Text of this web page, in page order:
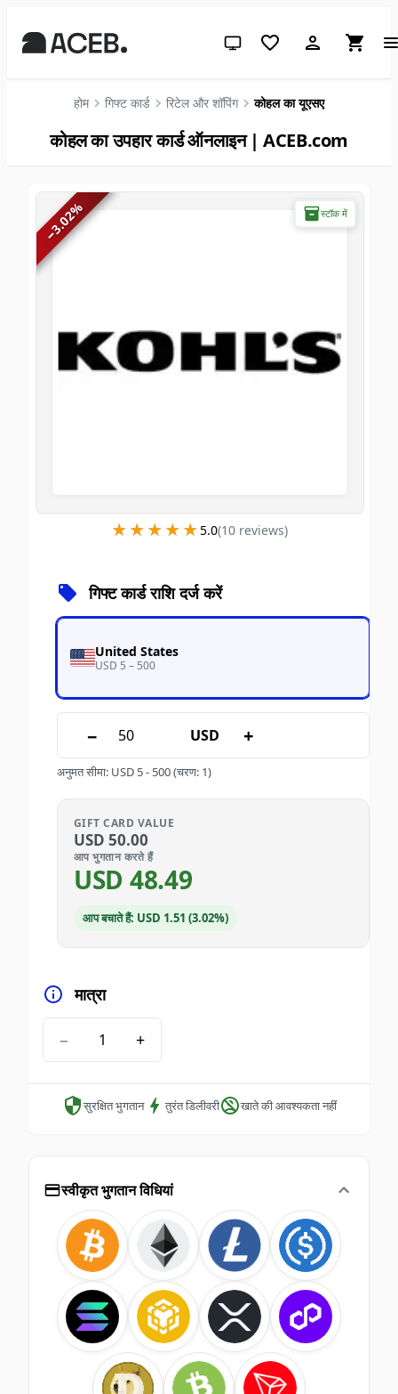
सिस्टम थीम (लाइट के लिए क्लिक करें)
होम गिफ्ट कार्ड रिटेल और शॉपिंग कोहल का यूएसए
कोहल का उपहार कार्ड ऑनलाइन | ACEB.com
स्टॉक में
−
3.02
%
★★★★★
★★★★★5.0(10reviews)
गिफ्ट कार्ड राशि दर्ज करें
United States
USD 5 – 500
− USD +
अनुमत सीमा: USD 5- 500(चरण: 1)
GIFT CARD VALUE
USD 50.00
आप भुगतान करते हैं
USD 48.49
आप बचाते हैं: USD 1.51 (3.02%)
मात्रा
− +
सुरक्षित भुगतान तुरंत डिलीवरी खाते की आवश्यकता नहीं
स्वीकृत भुगतान विधियां